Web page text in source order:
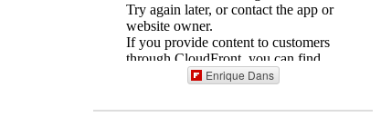
Enrique Dans